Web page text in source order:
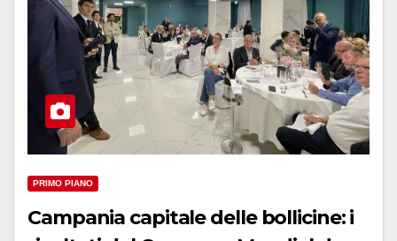
PRIMO PIANO
Campania capitale delle bollicine: i